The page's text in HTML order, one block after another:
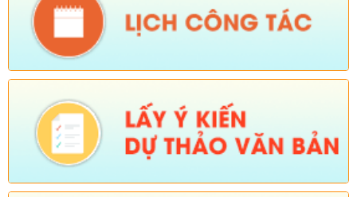
Số: Số: 1836/UBND-VP
Tên:
(V/v triển khai thực hiện Nghị định số 265/2026/NĐ-CP và
Nghị định số 266/2026/NĐ-CP của Chính phủ về tiết kiệm,
chống lãng phí.)
Số:Số: 1839/KH-UBND
Tên:
(KẾ HOẠCH Công tác phổ biến, giáo dục pháp luật 6
tháng cuối năm 2026 trên địa bàn xã Sì Lở Lầu)
Ngày ban hành: (05/08/2026)
Số:Số: 1721/KH-UBND